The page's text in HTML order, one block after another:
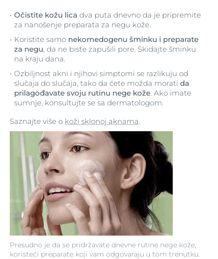
Presudno je da se pridržavate dnevne rutine nege kože,
koristeći preparate koji vam odgovaraju u tom trenutku.
Očistite kožu lica dva puta dnevno da je pripremite
za nanošenje preparata za negu kože.
Koristite samo nekomedogenu šminku i preparate
za negu, da ne biste zapušili pore. Skidajte šminku
na kraju dana.
Ozbiljnost akni i njihovi simptomi se razlikuju od
slučaja do slučaja, tako da ćete možda morati da
prilagođavate svoju rutinu nege kože. Ako imate
sumnje, konsultujte se sa dermatologom.
Saznajte više o koži sklonoj aknama.